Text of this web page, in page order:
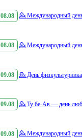
08.08 💁 Международный
08.08 💁 Международный
09.08 💁 День физкультурника
09.08 💁 Ту бе-Ав — день
09.08 💁 Международный